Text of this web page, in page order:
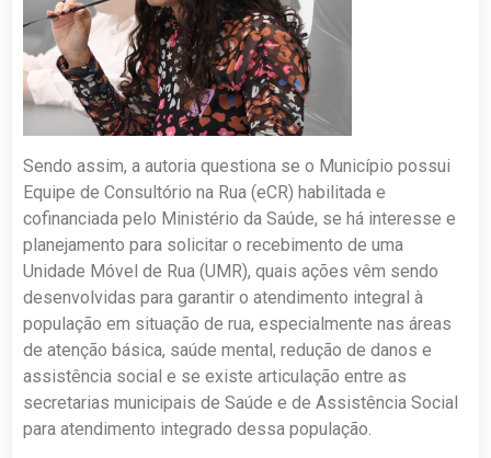
Sendo assim, a autoria questiona se o Município possui
Equipe de Consultório na Rua (eCR) habilitada e
cofinanciada pelo Ministério da Saúde, se há interesse e
planejamento para solicitar o recebimento de uma
Unidade Móvel de Rua (UMR), quais ações vêm sendo
desenvolvidas para garantir o atendimento integral à
população em situação de rua, especialmente nas áreas
de atenção básica, saúde mental, redução de danos e
assistência social e se existe articulação entre as
secretarias municipais de Saúde e de Assistência Social
para atendimento integrado dessa população.